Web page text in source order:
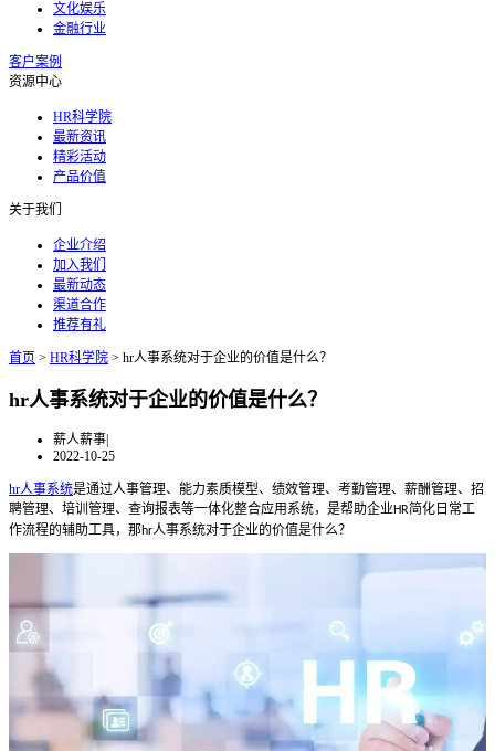
文化娱乐
金融行业
客户案例
资源中心
HR科学院
最新资讯
精彩活动
产品价值
关于我们
企业介绍
加入我们
最新动态
渠道合作
推荐有礼
首页 > HR科学院 > hr人事系统对于企业的价值是什么？
hr人事系统对于企业的价值是什么？
薪人薪事|
2022-10-25
hr人事系统是通过人事管理、能力素质模型、绩效管理、考勤管理、薪酬管理、招
聘管理、培训管理、查询报表等一体化整合应用系统，是帮助企业HR简化日常工
作流程的辅助工具，那hr人事系统对于企业的价值是什么？